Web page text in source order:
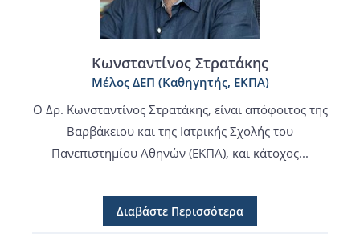
Κωνσταντίνος Στρατάκης
Μέλος ΔΕΠ (Καθηγητής, ΕΚΠΑ)
Ο Δρ. Κωνσταντίνος Στρατάκης, είναι απόφοιτος της
Βαρβάκειου και της Ιατρικής Σχολής του
Πανεπιστημίου Αθηνών (ΕΚΠΑ), και κάτοχος...
Διαβάστε Περισσότερα